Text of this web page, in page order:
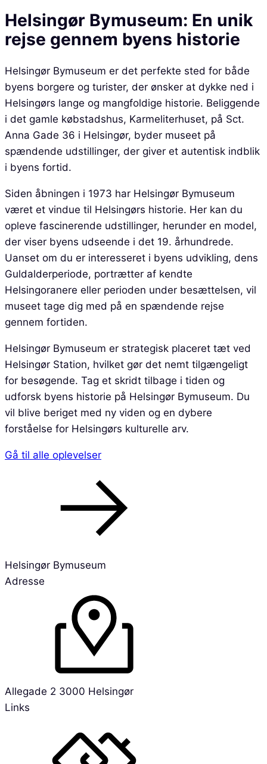
Helsingør Bymuseum: En unik
rejse gennem byens historie
Helsingør Bymuseum er det perfekte sted for både
byens borgere og turister, der ønsker at dykke ned i
Helsingørs lange og mangfoldige historie. Beliggende
i det gamle købstadshus, Karmeliterhuset, på Sct.
Anna Gade 36 i Helsingør, byder museet på
spændende udstillinger, der giver et autentisk indblik
i byens fortid.
Siden åbningen i 1973 har Helsingør Bymuseum
været et vindue til Helsingørs historie. Her kan du
opleve fascinerende udstillinger, herunder en model,
der viser byens udseende i det 19. århundrede.
Uanset om du er interesseret i byens udvikling, dens
Guldalderperiode, portrætter af kendte
Helsingoranere eller perioden under besættelsen, vil
museet tage dig med på en spændende rejse
gennem fortiden.
Helsingør Bymuseum er strategisk placeret tæt ved
Helsingør Station, hvilket gør det nemt tilgængeligt
for besøgende. Tag et skridt tilbage i tiden og
udforsk byens historie på Helsingør Bymuseum. Du
vil blive beriget med ny viden og en dybere
forståelse for Helsingørs kulturelle arv.
Gå til alle oplevelser
Helsingør Bymuseum
Adresse
Allegade 2 3000 Helsingør
Links